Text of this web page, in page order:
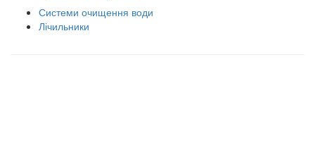
Системи очищення води
Лічильники